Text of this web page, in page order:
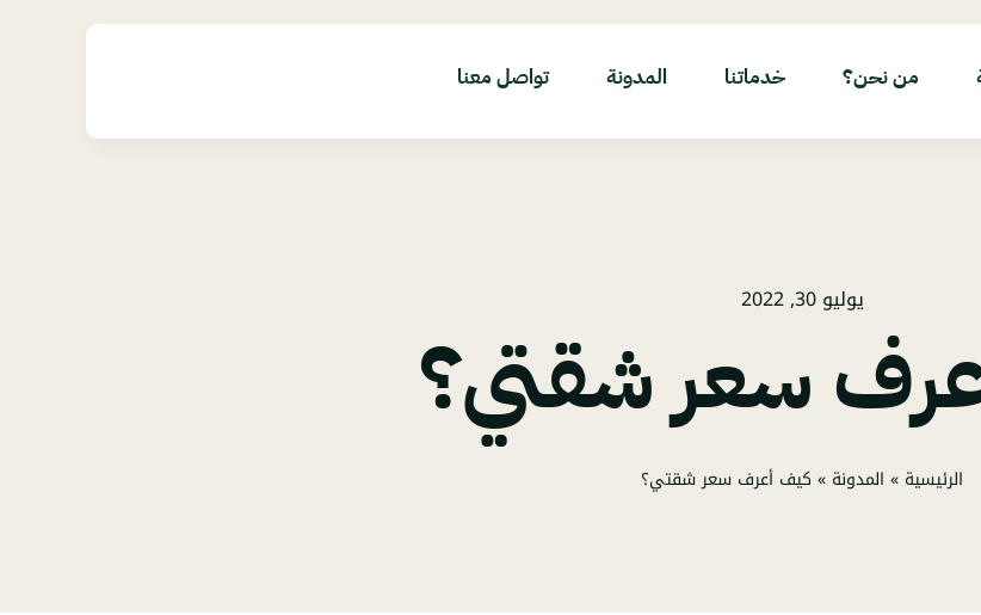
من نحن؟ خدماتنا المدونة تواصل معنا
يوليو 30, 2022
سعر شقتي؟
الرئيسية » المدونة » كيف أعرف سعر شقتي؟